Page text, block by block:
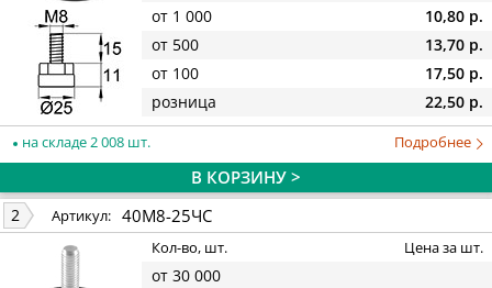
от 1 000
10,80 р.
от 500
13,70 р.
от 100
17,50 р.
розница
22,50 р.
на складе 2 008 шт. Подробнее
В КОРЗИНУ >
2 Артикул: 40М8-25ЧС
Кол-во, шт. Цена за шт.
от 30 000